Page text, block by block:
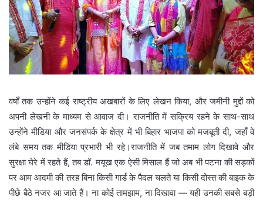
वर्षों तक उन्होंने कई राष्ट्रीय अखबारों के लिए लेखन किया, और जमीनी मुद्दों को
अपनी लेखनी के माध्यम से आवाज दी। राजनीति में सक्रिय रहने के साथ-साथ
उन्होंने मीडिया और जनसंपर्क के क्षेत्र में भी बिहार भाजपा को मजबूती दी, जहाँ वे
लंबे समय तक मीडिया प्रभारी भी रहे।राजनीति में जब तमाम लोग दिखावे और
सुरक्षा घेरे में रहते हैं, तब डॉ. मयूख एक ऐसी मिसाल हैं जो अब भी पटना की सड़कों
पर आम आदमी की तरह बिना किसी गार्ड के पैदल चलते या किसी दोस्त की बाइक के
पीछे बैठे नजर आ जाते हैं। ना कोई तामझाम, ना दिखावा — यही उनकी सबसे बड़ी